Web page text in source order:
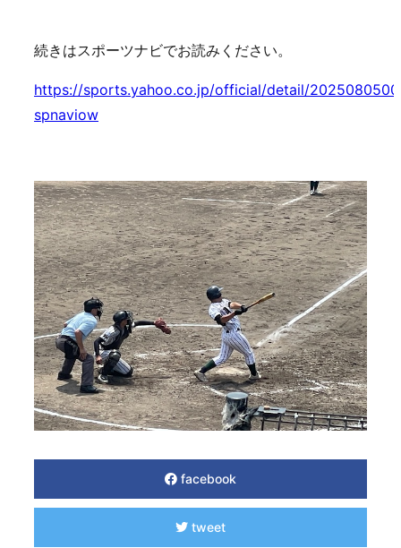
続きはスポーツナビでお読みください。
https://sports.yahoo.co.jp/official/detail/
spnaviow
facebook
tweet